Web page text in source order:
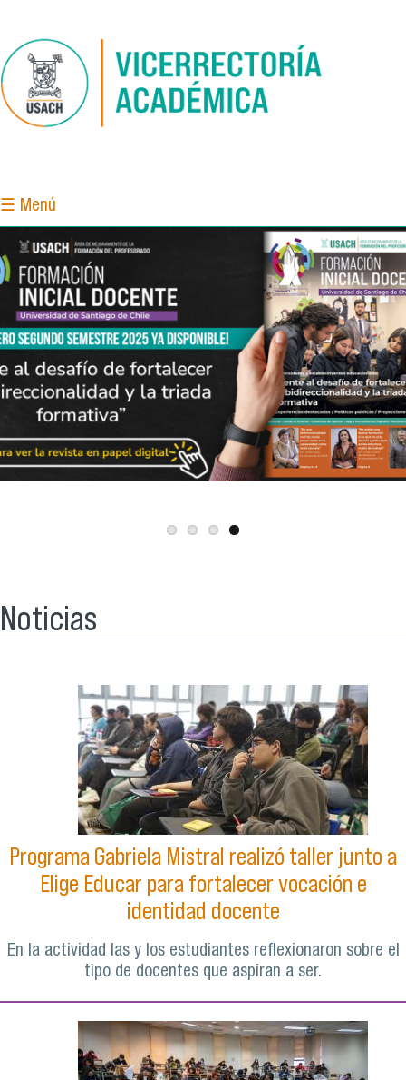
☰ Menú
Noticias
Programa Gabriela Mistral realizó taller junto a
Elige Educar para fortalecer vocación e
identidad docente
En la actividad las y los estudiantes reflexionaron sobre el
tipo de docentes que aspiran a ser.